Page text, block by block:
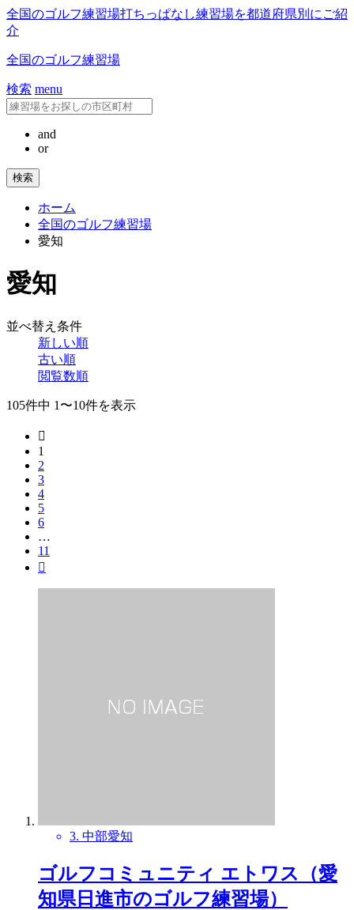
全国のゴルフ練習場打ちっぱなし練習場を都道府県別にご紹
介
全国のゴルフ練習場
検索 menu
and
or
ホーム
全国のゴルフ練習場
愛知
愛知
並べ替え条件
新しい順
古い順
閲覧数順
105件中 1〜10件を表示

1
2
3
4
5
6
…
11

3. 中部愛知
ゴルフコミュニティ エトワス（愛
知県日進市のゴルフ練習場）